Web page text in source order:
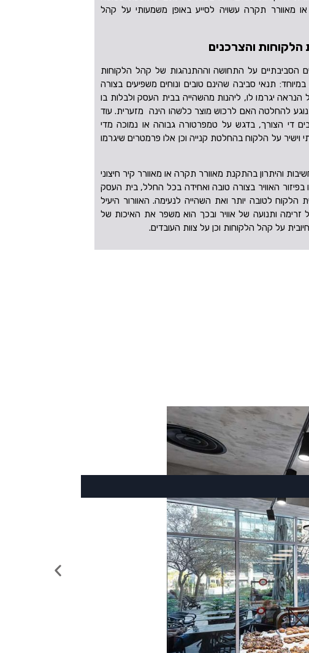
או מאוורר תקרה עשויה לסייע באופן משמעותי על קהל
והצרכנים
הסביבתיים על התחושה וההתנהגות של קהל הלקוחות
תנאי סביבה שהינם טובים ונוחים משפיעים בצורה
יגרמו לו, ליהנות מהשהייה בבית העסק ולבלות בו
להחלטה האם לרכוש מוצר כלשהו הינה מזערית. עוד
די הצורך, בדגש על טמפרטורה גבוהה או נמוכה מדי
וישיר על הלקוח בהחלטת קנייה וכן אלו פרמטרים שיגרמו
והיתרון בהתקנת מאוורר תקרה או מאוורר קיר חיצוני
בפיזור האוויר בצורה טובה ואחידה בכל החלל, בית העסק
הלקוח לטובה יותר ואת השהייה לנעימה. האוורור היעיל
ותנועה של אוויר ובכך הוא משפר את האיכות של
על קהל הלקוחות וכן על צוות העובדים.